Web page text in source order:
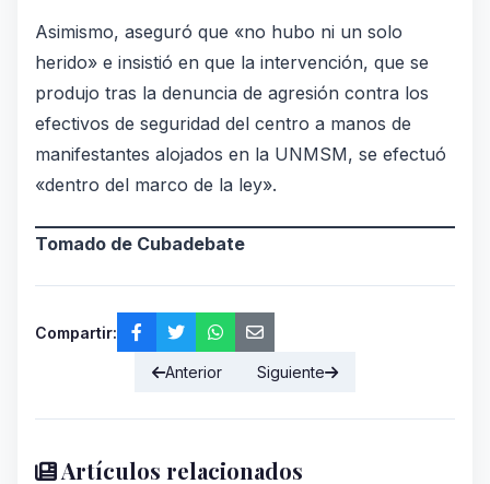
Asimismo, aseguró que «no hubo ni un solo
herido» e insistió en que la intervención, que se
produjo tras la denuncia de agresión contra los
efectivos de seguridad del centro a manos de
manifestantes alojados en la UNMSM, se efectuó
«dentro del marco de la ley».
Tomado de Cubadebate
Compartir:
Anterior Siguiente
Artículos relacionados